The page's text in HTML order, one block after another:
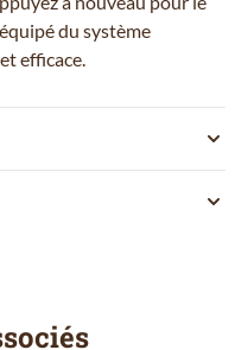
du système
efficace.